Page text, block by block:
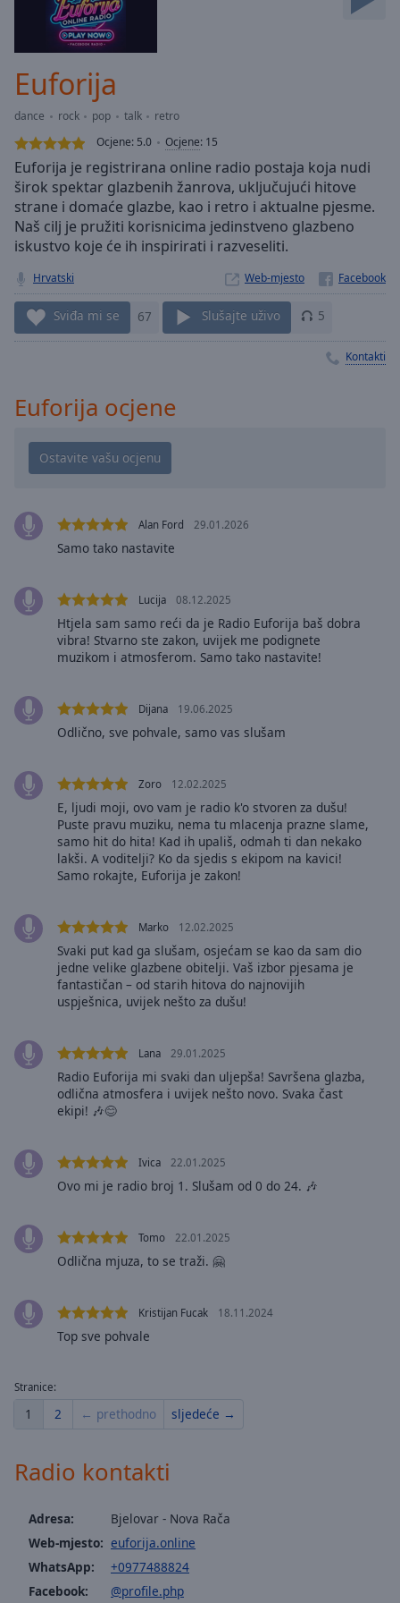
Mute
Current
Time0:00
Loaded:
0.00%
Stream
TypeLIVE
Seek to
live,
currently
behind
live LIVE
Remaining
Time-
Playback
Rate
Descriptions
descriptions
selected
subtitles
opens
subtitles
settings
subtitles
off
selected
in-
Picture
Fullscreen
window.
Beginning
window.
Escape
and
close
Text
Opacity
Background
Opacity
Caption
Euforija
dance rock pop talk
retro
Ocjene: 5.0 Ocjene: 15
Euforija je registrirana online radio postaja koja nudi
širok spektar glazbenih žanrova, uključujući hitove
strane i domaće glazbe, kao i retro i aktualne pjesme.
Naš cilj je pružiti korisnicima jedinstveno glazbeno
iskustvo koje će ih inspirirati i razveseliti.
Hrvatski Web-mjesto
Sviđa mi se 67 Slušajte uživo 5
Kontakti
Euforija ocjene
Alan Ford 29.01.2026
Samo tako nastavite
Lucija 08.12.2025
Htjela sam samo reći da je Radio Euforija baš dobra
vibra! Stvarno ste zakon, uvijek me podignete
muzikom i atmosferom. Samo tako nastavite!
Dijana 19.06.2025
Odlično, sve pohvale, samo vas slušam
Zoro 12.02.2025
E, ljudi moji, ovo vam je radio k'o stvoren za dušu!
Puste pravu muziku, nema tu mlacenja prazne slame,
samo hit do hita! Kad ih upališ, odmah ti dan nekako
lakši. A voditelji? Ko da sjedis s ekipom na kavici!
Samo rokajte, Euforija je zakon!
Marko 12.02.2025
Svaki put kad ga slušam, osjećam se kao da sam dio
jedne velike glazbene obitelji. Vaš izbor pjesama je
fantastičan – od starih hitova do najnovijih
uspješnica, uvijek nešto za dušu!
Lana 29.01.2025
Radio Euforija mi svaki dan uljepša! Savršena glazba,
odlična atmosfera i uvijek nešto novo. Svaka čast
ekipi! 🎶😊
Ivica 22.01.2025
Ovo mi je radio broj 1. Slušam od 0 do 24. 🎶
Tomo 22.01.2025
Odlična mjuza, to se traži. 🤗
Kristijan Fucak 18.11.2024
Top sve pohvale
Stranice:
1 2 ← prethodno sljedeće →
Radio kontakti
Adresa:
Bjelovar - Nova Rača
Web-mjesto: euforija.online
WhatsApp:
+0977488824
Facebook:
@profile.php